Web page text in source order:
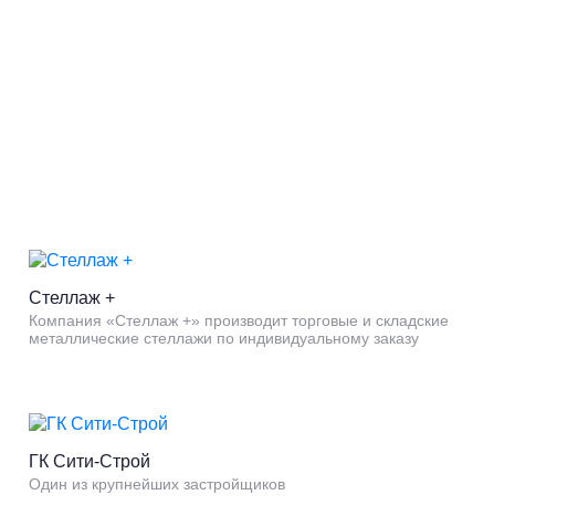
Стеллаж +
Компания «Стеллаж +» производит торговые и складские
металлические стеллажи по индивидуальному заказу
ГК Сити-Строй
Один из крупнейших застройщиков